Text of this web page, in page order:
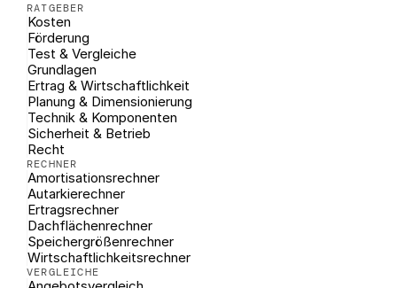
RATGEBER
Kosten
Förderung
Test & Vergleiche
Grundlagen
Ertrag & Wirtschaftlichkeit
Planung & Dimensionierung
Technik & Komponenten
Sicherheit & Betrieb
Recht
RECHNER
Amortisationsrechner
Autarkierechner
Ertragsrechner
Dachflächenrechner
Speichergrößenrechner
Wirtschaftlichkeitsrechner
VERGLEICHE